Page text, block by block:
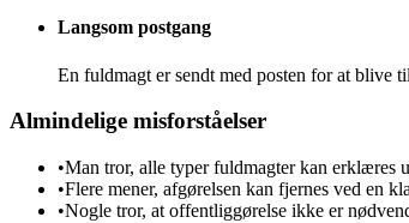
Langsom postgang
En fuldmagt er sendt med posten for at blive
Almindelige misforståelser
•Man tror, alle typer fuldmagter kan erklæres
•Flere mener, afgørelsen kan fjernes ved en
•Nogle tror, at offentliggørelse ikke er